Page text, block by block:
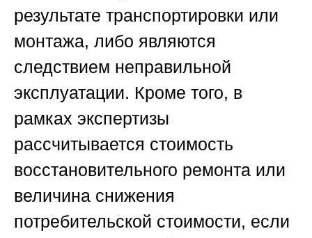
результате транспортировки или
монтажа, либо являются
следствием неправильной
эксплуатации. Кроме того, в
рамках экспертизы
рассчитывается стоимость
восстановительного ремонта или
величина снижения
потребительской стоимости, если